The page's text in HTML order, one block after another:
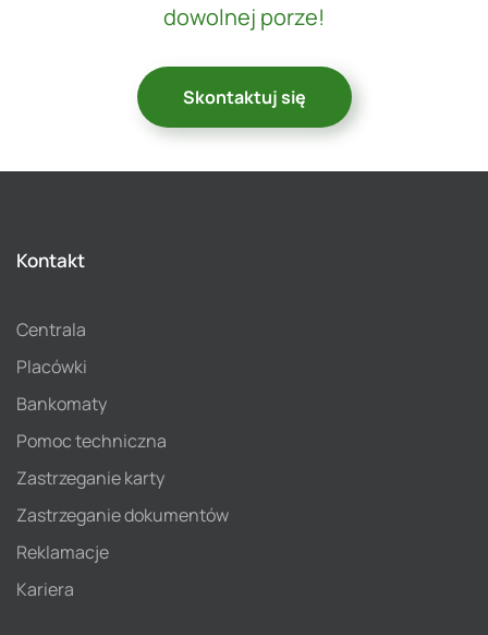
dowolnej porze!
Skontaktuj się
Kontakt
Centrala
Placówki
Bankomaty
Pomoc techniczna
Zastrzeganie karty
Zastrzeganie dokumentów
Reklamacje
Kariera